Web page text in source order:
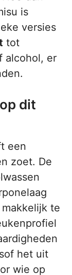
is
versies
tot
alcohol, er
dit
een
zoet. De
te
het uit
wie op